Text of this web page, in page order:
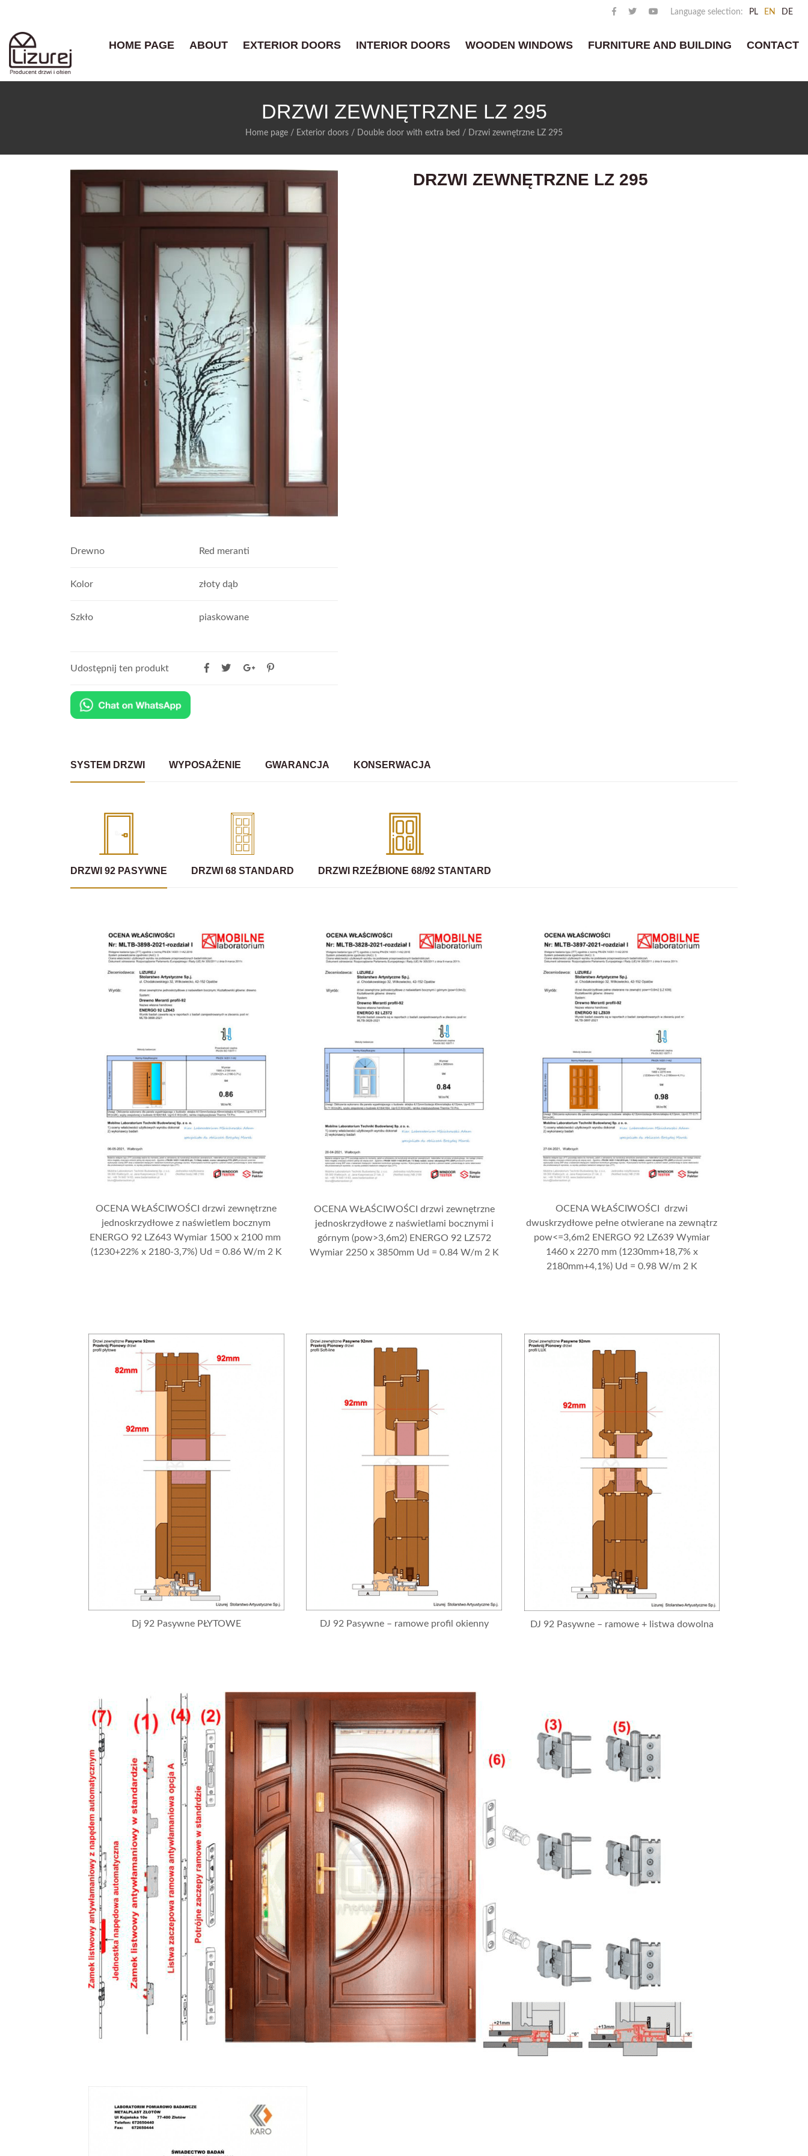
Language selection: PL EN DE
HOME PAGE ABOUT EXTERIOR DOORS INTERIOR DOORS WOODEN WINDOWS FURNITURE AND BUILDING CONTACT
DRZWI ZEWNĘTRZNE LZ 295
Home page / Exterior doors / Double door with extra bed / Drzwi zewnętrzne LZ 295
Drewno Red meranti
Kolor złoty dąb
Szkło piaskowane
Udostępnij ten produkt
DRZWI ZEWNĘTRZNE LZ 295
SYSTEM DRZWI WYPOSAŻENIE GWARANCJA KONSERWACJA
DRZWI 92 PASYWNE DRZWI 68 STANDARD DRZWI RZEŹBIONE 68/92 STANTARD
OCENA WŁAŚCIWOŚCI drzwi zewnętrzne
jednoskrzydłowe z naświetlem bocznym
ENERGO 92 LZ643 Wymiar 1500 x 2100 mm
(1230+22% x 2180-3,7%) Ud = 0.86 W/m 2 K
OCENA WŁAŚCIWOŚCI drzwi zewnętrzne
jednoskrzydłowe z naświetlami bocznymi i
górnym (pow>3,6m2) ENERGO 92 LZ572
Wymiar 2250 x 3850mm Ud = 0.84 W/m 2 K
OCENA WŁAŚCIWOŚCI drzwi
dwuskrzydłowe pełne otwierane na zewnątrz
pow<=3,6m2 ENERGO 92 LZ639 Wymiar
1460 x 2270 mm (1230mm+18,7% x
2180mm+4,1%) Ud = 0.98 W/m 2 K
Dj 92 Pasywne PŁYTOWE DJ 92 Pasywne – ramowe profil okienny DJ 92 Pasywne – ramowe + listwa dowolna